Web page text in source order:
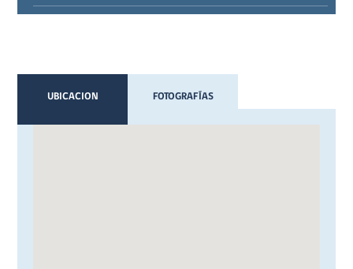
UBICACION FOTOGRAFÍAS